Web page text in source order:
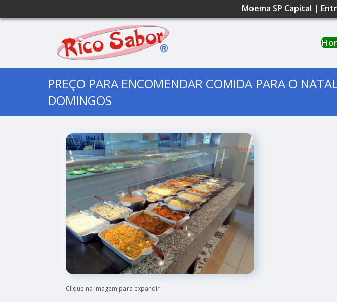
Moema SP Capital |
PREÇO PARA ENCOMENDAR COMIDA PARA O
DOMINGOS
Clique na imagem para expandir